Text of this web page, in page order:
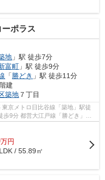
ポラス
地 」駅 徒歩7分
富町 」駅 徒歩9分
「勝どき 」駅 徒歩11分
建
築地 ７丁目
歩9分 都営大江戸線「勝どき」駅
万円
/ 55.89㎡